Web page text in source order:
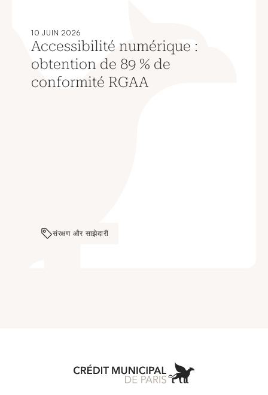
10 JUIN 2026
Accessibilité numérique :
obtention de 89 % de
conformité RGAA
संरक्षण और साझेदारी